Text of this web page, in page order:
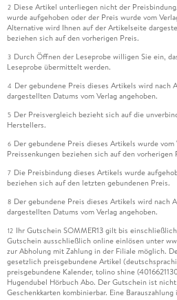
2 Diese Artikel unterliegen nicht der
wurde aufgehoben oder der Preis wurde vom
Alternative wird Ihnen auf der Artikelseite
beziehen sich auf den vorherigen Preis.
3 Durch Öffnen der Leseprobe willigen Sie ein,
Leseprobe übermittelt werden.
4 Der gebundene Preis dieses Artikels wird nach
dargestellten Datums vom Verlag angehoben.
5 Der Preisvergleich bezieht sich auf die
Herstellers.
6 Der gebundene Preis dieses Artikels wurde vom
Preissenkungen beziehen sich auf den vorherigen
7 Die Preisbindung dieses Artikels wurde
beziehen sich auf den letzten gebundenen Preis.
8 Der gebundene Preis dieses Artikels wird nach
dargestellten Datums vom Verlag angehoben.
12 Ihr Gutschein SOMMER13 gilt bis
Gutschein ausschließlich online einlösen unter
zur Abholung mit Zahlung in der Filiale möglich.
gesetzlich preisgebundene Artikel
preisgebundene Kalender, tolino shine
Hugendubel Hörbuch Abo. Der Gutschein ist
Geschenkkarten kombinierbar. Eine